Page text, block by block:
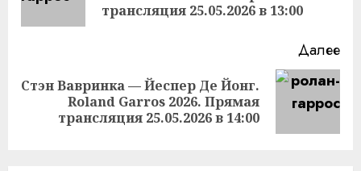
трансляция 25.05.2026 в 13:00
Далее
Следующая
запись:
Стэн Вавринка — Йеспер Де Йонг.
Roland Garros 2026. Прямая
трансляция 25.05.2026 в 14:00